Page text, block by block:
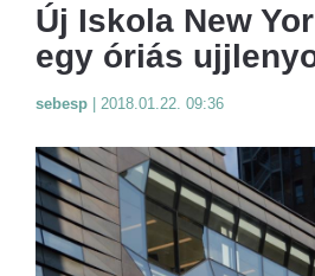
Új Iskola New
egy óriás
sebesp 2018.01.22. 09:36